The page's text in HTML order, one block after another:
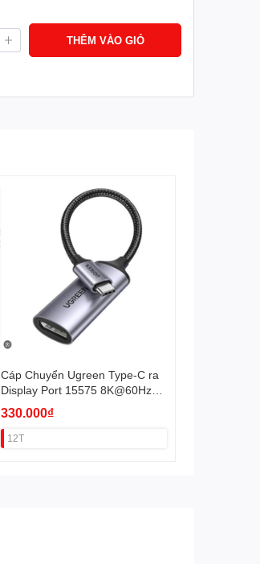
THÊM VÀO GIỎ
Cáp Chuyển Ugreen Type-C ra
Display Port 15575 8K@60Hz
VAT
330.000₫
12T